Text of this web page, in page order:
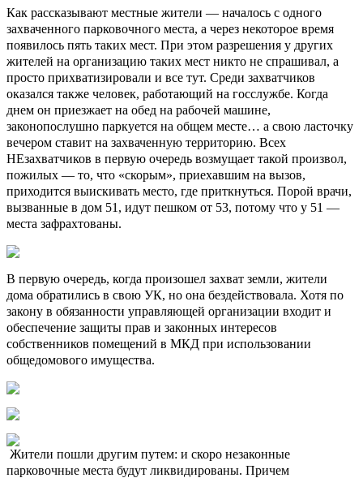
Как рассказывают местные жители — началось с одного
захваченного парковочного места, а через некоторое время
появилось пять таких мест. При этом разрешения у других
жителей на организацию таких мест никто не спрашивал, а
просто прихватизировали и все тут. Среди захватчиков
оказался также человек, работающий на госслужбе. Когда
днем он приезжает на обед на рабочей машине,
законопослушно паркуется на общем месте… а свою ласточку
вечером ставит на захваченную территорию. Всех
НЕзахватчиков в первую очередь возмущает такой произвол,
пожилых — то, что «скорым», приехавшим на вызов,
приходится выискивать место, где приткнуться. Порой врачи,
вызванные в дом 51, идут пешком от 53, потому что у 51 —
места зафрахтованы.
В первую очередь, когда произошел захват земли, жители
дома обратились в свою УК, но она бездействовала. Хотя по
закону в обязанности управляющей организации входит и
обеспечение защиты прав и законных интересов
собственников помещений в МКД при использовании
общедомового имущества.
Жители пошли другим путем: и скоро незаконные
парковочные места будут ликвидированы. Причем